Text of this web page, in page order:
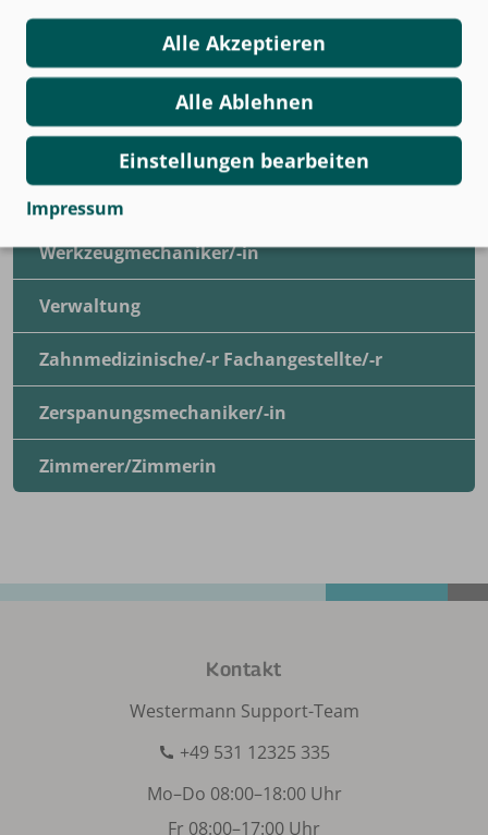
SHK-Berufe/Versorgungstechnik
Spedition und Logistikdienstleistungen
Verkäufer/Verkäuferin
Werkzeugmechaniker/-in
Verwaltung
Zahnmedizinische/-r Fachangestellte/-r
Zerspanungsmechaniker/-in
Zimmerer/Zimmerin
Kontakt
Westermann Support-Team
+49 531 12325 335
Mo–Do 08:00–18:00 Uhr
Fr 08:00–17:00 Uhr
Einstellungen bearbeiten
Alle Ablehnen
Alle Akzeptieren
Impressum